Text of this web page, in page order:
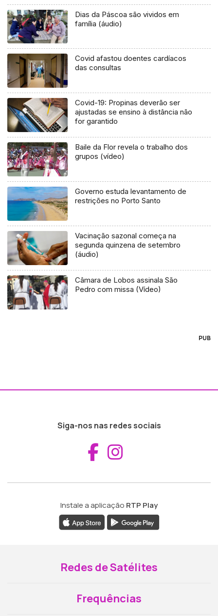
Dias da Páscoa são vividos em
família (áudio)
Covid afastou doentes cardíacos
das consultas
Covid-19: Propinas deverão ser
ajustadas se ensino à distância não
for garantido
Baile da Flor revela o trabalho dos
grupos (vídeo)
Governo estuda levantamento de
restrições no Porto Santo
Vacinação sazonal começa na
segunda quinzena de setembro
(áudio)
Câmara de Lobos assinala São
Pedro com missa (Vídeo)
PUB
Siga-nos nas redes sociais
Aceder ao
Instale a aplicação RTP Play
Redes de Satélites
Frequências